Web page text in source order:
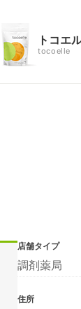
トコエ
tocoelle
店舗タイプ
調剤薬局
住所